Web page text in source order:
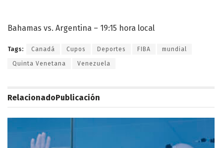
Bahamas vs. Argentina – 19:15 hora local
Tags: Canadá Cupos Deportes FIBA mundial
Quinta Venetana Venezuela
RelacionadoPublicación